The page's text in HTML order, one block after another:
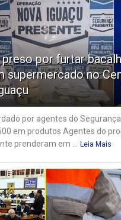
por furtar
supermercado no
por agentes do
em produtos Agentes do
prenderam em ...
Leia Mais